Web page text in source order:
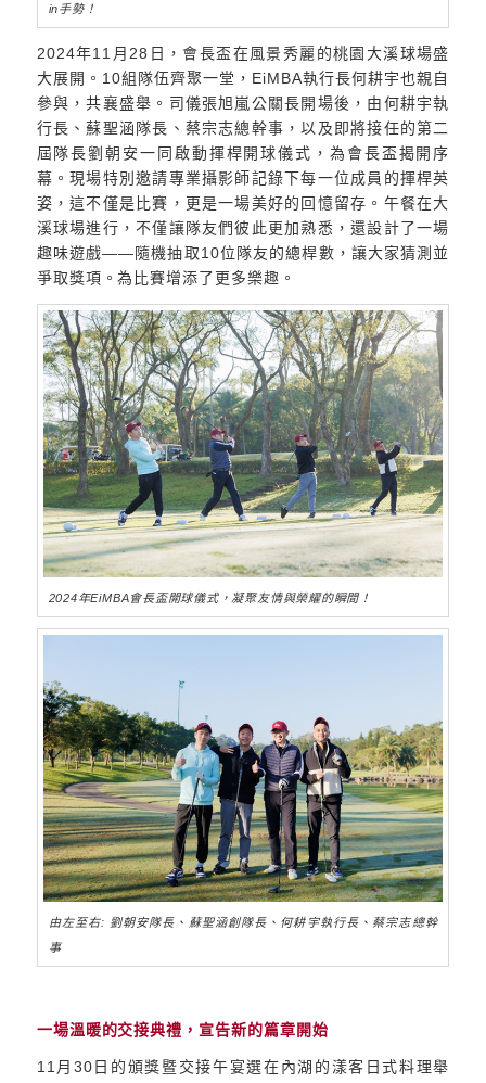
in手勢！
2024年11月28日，會長盃在風景秀麗的桃園大溪球場盛
大展開。10組隊伍齊聚一堂，EiMBA執行長何耕宇也親自
參與，共襄盛舉。司儀張旭嵐公關長開場後，由何耕宇執
行長、蘇聖涵隊長、蔡宗志總幹事，以及即將接任的第二
屆隊長劉朝安一同啟動揮桿開球儀式，為會長盃揭開序
幕。現場特別邀請專業攝影師記錄下每一位成員的揮桿英
姿，這不僅是比賽，更是一場美好的回憶留存。午餐在大
溪球場進行，不僅讓隊友們彼此更加熟悉，還設計了一場
趣味遊戲——隨機抽取10位隊友的總桿數，讓大家猜測並
爭取獎項。為比賽增添了更多樂趣。
2024年EiMBA會長盃開球儀式，凝聚友情與榮耀的瞬間！
由左至右: 劉朝安隊長、蘇聖涵創隊長、何耕宇執行長、蔡宗志總幹
事
一場溫暖的交接典禮，宣告新的篇章開始
11月30日的頒獎暨交接午宴選在內湖的漾客日式料理舉